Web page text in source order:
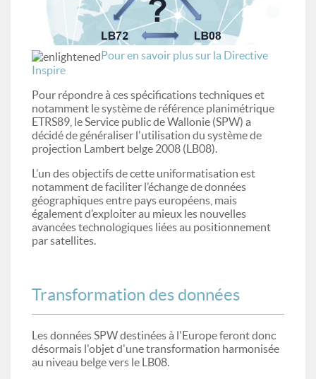
Pour en savoir plus sur la Directive
Inspire
Pour répondre à ces spécifications techniques et
notamment le système de référence planimétrique
ETRS89, le Service public de Wallonie (SPW) a
décidé de généraliser l'utilisation du système de
projection Lambert belge 2008 (LB08).
L’un des objectifs de cette uniformatisation est
notamment de faciliter l’échange de données
géographiques entre pays européens, mais
également d’exploiter au mieux les nouvelles
avancées technologiques liées au positionnement
par satellites.
Transformation des données
Les données SPW destinées à l'Europe feront donc
désormais l'objet d'une transformation harmonisée
au niveau belge vers le LB08.